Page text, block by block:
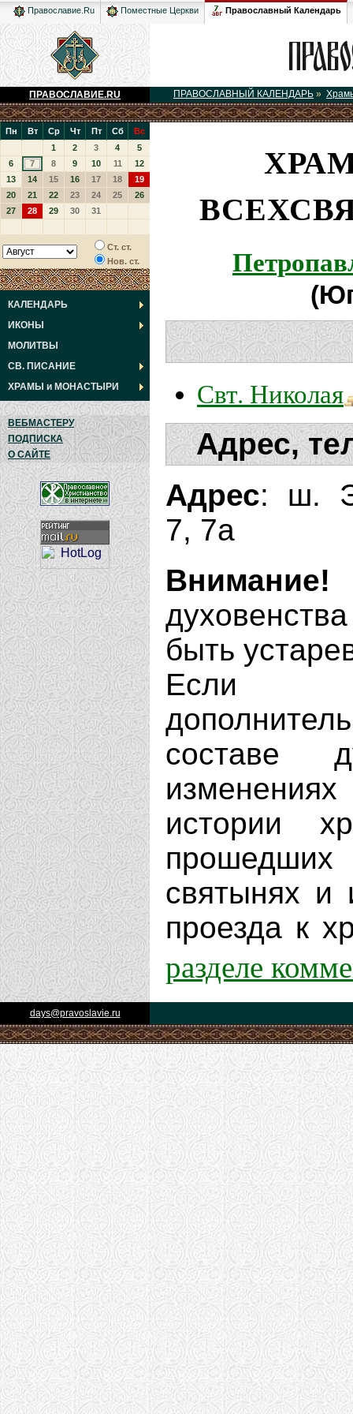
Православие.Ru Поместные Церкви Православный Календарь
ПРАВОСЛАВИЕ.RU ПРАВОСЛАВНЫЙ КАЛЕНДАРЬ »
Пн Вт Ср Чт Пт Сб
Вс
1
2 3 4
5
6
7 8 9 10 11
12
13
14 15 16 17 18
19
20
21 22 23 24 25
26
27
28 29 30 31
Ст. ст.
Нов. ст.
КАЛЕНДАРЬ
ИКОНЫ
МОЛИТВЫ
СВ. ПИСАНИЕ
ХРАМЫ и МОНАСТЫРИ
ВЕБМАСТЕРУ
ПОДПИСКА
О САЙТЕ
Свт. Николая
Адрес,
Адрес: ш.
7, 7а
Внимание!
быть
Если
составе
истории
святынях и
проезда к
разделе
days@pravoslavie.ru